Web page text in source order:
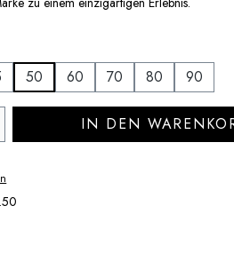
50 60 70 80 90
Gib denIN DEN